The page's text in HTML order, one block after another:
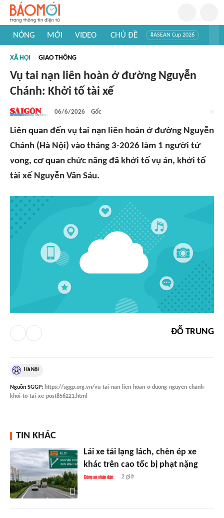
NÓNG MỚI VIDEO CHỦ ĐỀ #ASEAN Cup 2026
#Khám phá thế giới
XÃ HỘI GIAO THÔNG
Vụ tai nạn liên hoàn ở đường Nguyễn
Chánh: Khởi tố tài xế
06/6/2026 Gốc
Liên quan đến vụ tai nạn liên hoàn ở đường Nguyễn
Chánh (Hà Nội) vào tháng 3-2026 làm 1 người tử
vong, cơ quan chức năng đã khởi tố vụ án, khởi tố
tài xế Nguyễn Văn Sáu.
ĐỖ TRUNG
Hà Nội
Nguồn SGGP: https://sggp.org.vn/vu-tai-nan-lien-hoan-o-duong-nguyen-chanh-
khoi-to-tai-xe-post856221.html
TIN KHÁC
Lái xe tải lạng lách, chèn ép xe
khác trên cao tốc bị phạt nặng
2 giờ